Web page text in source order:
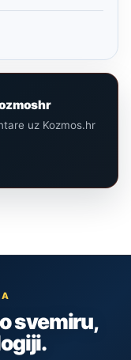
uz Kozmos.hr
svemiru,